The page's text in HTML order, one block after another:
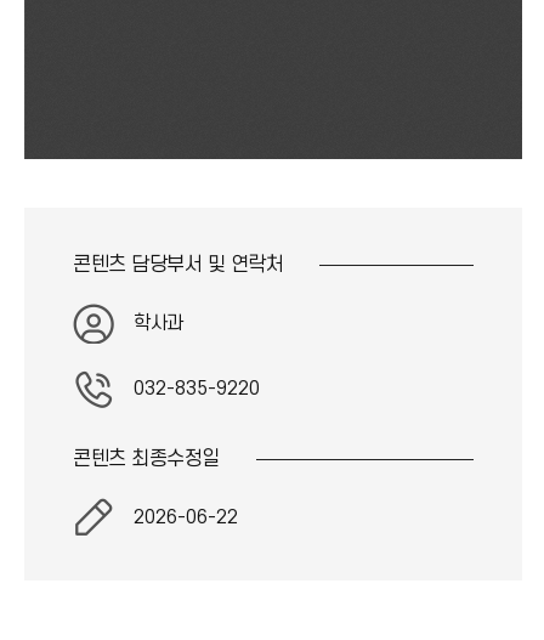
콘텐츠 담당부서 및 연락처
학사과
032-835-9220
콘텐츠 최종수정일
2026-06-22